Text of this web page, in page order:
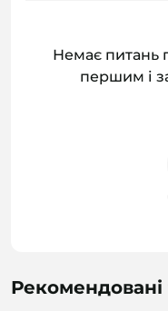
Немає питань
першим і
Рекомендовані